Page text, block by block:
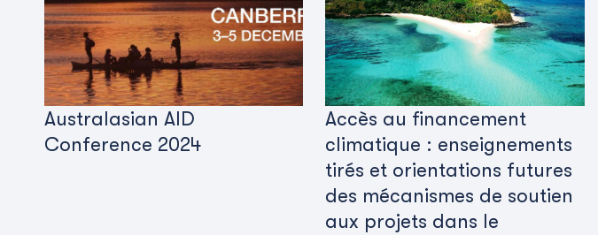
Australasian AID
Conference 2024
Accès au financement
climatique : enseignements
tirés et orientations futures
des mécanismes de soutien
aux projets dans le